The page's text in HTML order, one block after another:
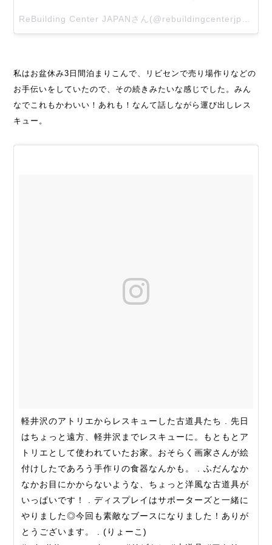
私はお盆休み3日間泊まりこんで、リビセンで売り場作りなどの
お手伝いをしていたので、その続きみたいな感じでした。みん
なでこれもかわいい！あれも！なんて話しながら運び出しレス
キュー。
軽井沢のアトリエからレスキューした古道具たち . 先日
はちょっと遠方、軽井沢までレスキューに。もともとア
トリエとして使われていたお家。おそらく画家さんが絵
付けしたであろう手作りの食器なんかも。 . ふだんなか
なかお目にかからないような、ちょっと洋風な古道具が
いっぱいです！ . ディスプレイはサポーターズと一緒に
やりました◎今回も素敵なブースになりました！ありが
とうございます。 . (りょーこ)